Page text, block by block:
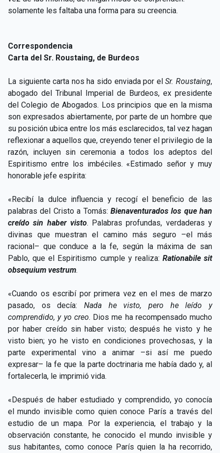
solamente les faltaba una forma para su creencia.
Correspondencia
Carta del Sr. Roustaing, de Burdeos
La siguiente carta nos ha sido enviada por elSr. Roustaing,
abogado del Tribunal Imperial de Burdeos, ex presidente
del Colegio de Abogados. Los principios que en la misma
son expresados abiertamente, por parte de un hombre que
su posición ubica entre los más esclarecidos, tal vez hagan
reflexionar a aquellos que, creyendo tener el privilegio de la
razón, incluyen sin ceremonia a todos los adeptos del
Espiritismo entre los imbéciles. «Estimado señor y muy
honorable jefe espírita:
«Recibí la dulce influencia y recogí el beneficio de las
palabras del Cristo a Tomás: Bienaventurados los que han
creído sin haber visto. Palabras profundas, verdaderas y
divinas que muestran el camino más seguro –el más
racional– que conduce a la fe, según la máxima de san
Pablo, que el Espiritismo cumple y realiza: Rationabile sit
obsequium vestrum.
«Cuando os escribí por primera vez en el mes de marzo
pasado, os decía: Nada he visto, pero he leído y
comprendido, y yo creo. Dios me ha recompensado mucho
por haber creído sin haber visto; después he visto y he
visto bien; yo he visto en condiciones provechosas, y la
parte experimental vino a animar –si así me puedo
expresar– la fe que la parte doctrinaria me había dado y, al
fortalecerla, le imprimió vida.
«Después de haber estudiado y comprendido, yo conocía
el mundo invisible como quien conoce París a través del
estudio de un mapa. Por la experiencia, el trabajo y la
observación constante, he conocido el mundo invisible y
sus habitantes, como conoce París quien la ha recorrido,